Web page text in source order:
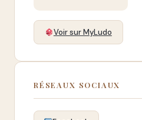
Voir sur MyLudo
RÉSEAUX SOCIAUX